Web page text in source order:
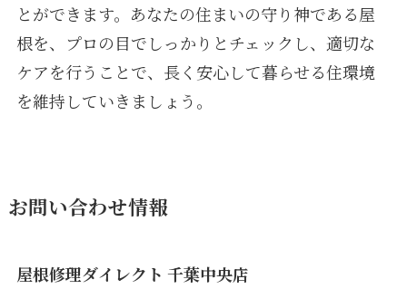
とができます。あなたの住まいの守り神である屋
根を、プロの目でしっかりとチェックし、適切な
ケアを行うことで、長く安心して暮らせる住環境
を維持していきましょう。
お問い合わせ情報
屋根修理ダイレクト 千葉中央店